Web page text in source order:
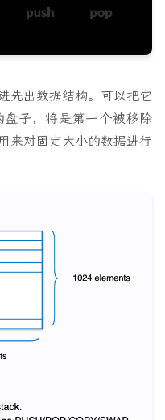
先出数据结构。可以把它
子，将是第一个被移除
来对固定大小的数据进行